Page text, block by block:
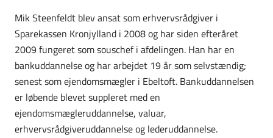
Mik Steenfeldt blev ansat som erhvervsrådgiver i
Sparekassen Kronjylland i 2008 og har siden efteråret
2009 fungeret som souschef i afdelingen. Han har en
bankuddannelse og har arbejdet 19 år som selvstændig;
senest som ejendomsmægler i Ebeltoft. Bankuddannelsen
er løbende blevet suppleret med en
ejendomsmægleruddannelse, valuar,
erhvervsrådgiveruddannelse og lederuddannelse.